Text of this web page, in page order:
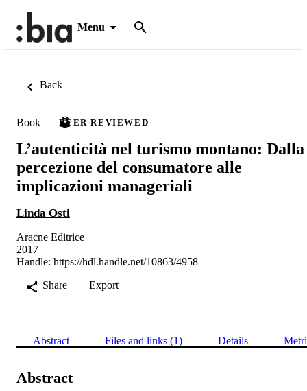
Menu
Back
Book PEER REVIEWED
L’autenticità nel turismo montano: Dalla
percezione del consumatore alle
implicazioni manageriali
Linda Osti
Aracne Editrice
2017
Handle: https://hdl.handle.net/10863/4958
Share
Export
Abstract Files and links (1) Details
Abstract